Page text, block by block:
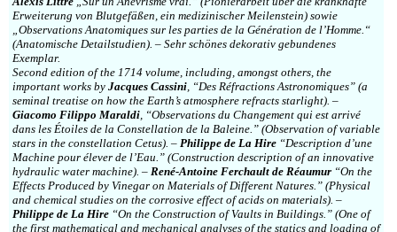
Erweiterung von Blutgefäßen, ein medizinischer Meilenstein) sowie
„Observations Anatomiques sur les parties de la Génération de l’Homme.“
(Anatomische Detailstudien). – Sehr schönes dekorativ gebundenes
Exemplar.
Second edition of the 1714 volume, including, amongst others, the
important works by Jacques Cassini, “Des Réfractions Astronomiques” (a
seminal treatise on how the Earth’s atmosphere refracts starlight). –
Giacomo Filippo Maraldi, “Observations du Changement qui est arrivé
dans les Étoiles de la Constellation de la Baleine.” (Observation of variable
stars in the constellation Cetus). – Philippe de La Hire “Description d’une
Machine pour élever de l’Eau.” (Construction description of an innovative
hydraulic water machine). – René-Antoine Ferchault de Réaumur “On the
Effects Produced by Vinegar on Materials of Different Natures.” (Physical
and chemical studies on the corrosive effect of acids on materials). –
Philippe de La Hire “On the Construction of Vaults in Buildings.” (One of
the first mathematical and mechanical analyses of the statics and loading of